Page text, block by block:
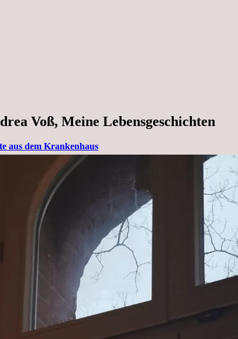
Voß, Meine Lebensgeschichten
aus dem Krankenhaus